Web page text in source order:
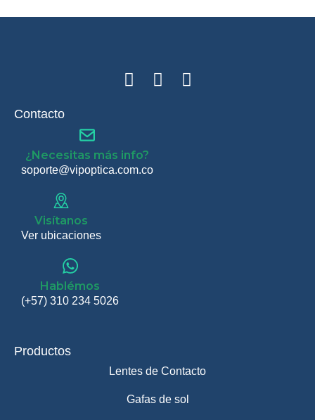
Contacto
¿Necesitas más info?
soporte@vipoptica.com.co
Visítanos
Ver ubicaciones
Hablémos
(+57) 310 234 5026
Productos
Lentes de Contacto
Gafas de sol